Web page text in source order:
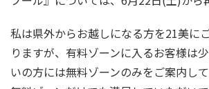
私は県外からお越しになる方を21美に
りますが、有料ゾーンに入るお客様は
いの方には無料ゾーンのみをご案内して